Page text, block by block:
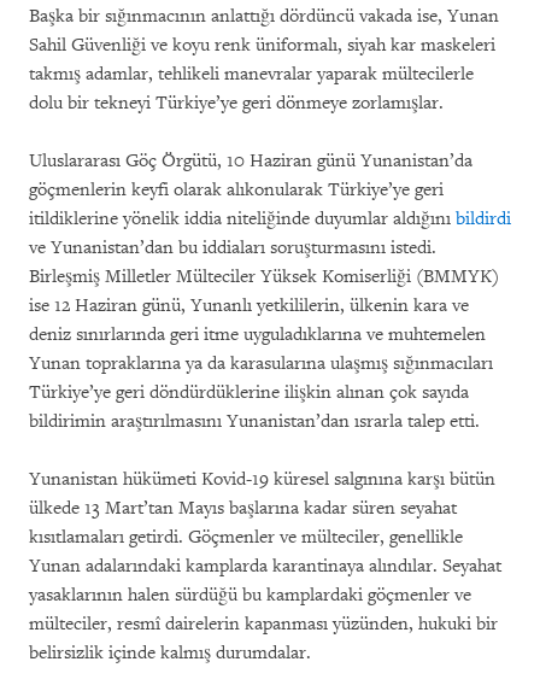
Başka bir sığınmacının anlattığı dördüncü vakada ise, Yunan
Sahil Güvenliği ve koyu renk üniformalı, siyah kar maskeleri
takmış adamlar, tehlikeli manevralar yaparak mültecilerle
dolu bir tekneyi Türkiye’ye geri dönmeye zorlamışlar.
Uluslararası Göç Örgütü, 10 Haziran günü Yunanistan’da
göçmenlerin keyfi olarak alıkonularak Türkiye’ye geri
itildiklerine yönelik iddia niteliğinde duyumlar aldığını bildirdi
ve Yunanistan’dan bu iddiaları soruşturmasını istedi.
Birleşmiş Milletler Mülteciler Yüksek Komiserliği (BMMYK)
ise 12 Haziran günü, Yunanlı yetkililerin, ülkenin kara ve
deniz sınırlarında geri itme uyguladıklarına ve muhtemelen
Yunan topraklarına ya da karasularına ulaşmış sığınmacıları
Türkiye’ye geri döndürdüklerine ilişkin alınan çok sayıda
bildirimin araştırılmasını Yunanistan’dan ısrarla talep etti.
Yunanistan hükümeti Kovid-19 küresel salgınına karşı bütün
ülkede 13 Mart’tan Mayıs başlarına kadar süren seyahat
kısıtlamaları getirdi. Göçmenler ve mülteciler, genellikle
Yunan adalarındaki kamplarda karantinaya alındılar. Seyahat
yasaklarının halen sürdüğü bu kamplardaki göçmenler ve
mülteciler, resmî dairelerin kapanması yüzünden, hukuki bir
belirsizlik içinde kalmış durumdalar.